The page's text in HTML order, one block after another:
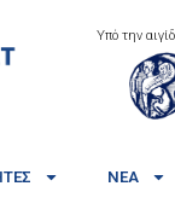
Υπό την
ΝΈΑ